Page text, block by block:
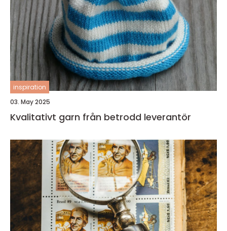
inspiration
03. May 2025
Kvalitativt garn från betrodd leverantör